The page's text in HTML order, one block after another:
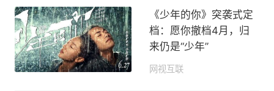
《少年的你》突袭式定
档：愿你撤档4月，归
来仍是“少年”
网视互联